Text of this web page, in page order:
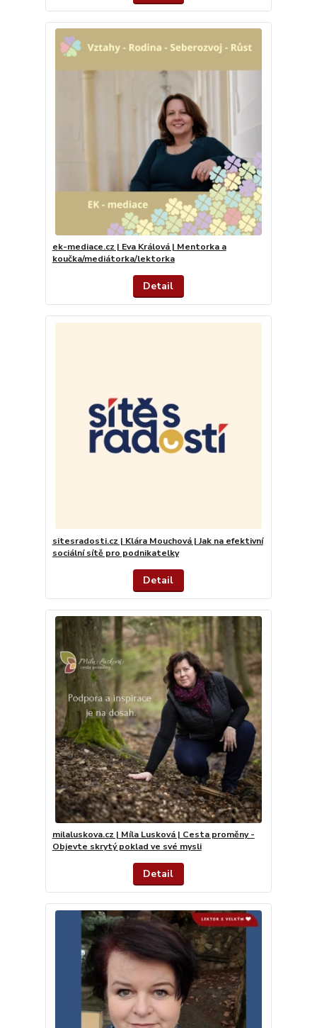
ek-mediace.cz | Eva Králová | Mentorka a
koučka/mediátorka/lektorka
Detail
sitesradosti.cz | Klára Mouchová | Jak na efektivní
sociální sítě pro podnikatelky
Detail
milaluskova.cz | Míla Lusková | Cesta proměny -
Objevte skrytý poklad ve své mysli
Detail